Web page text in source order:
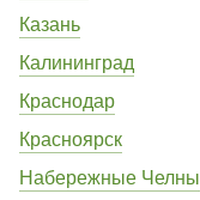
Казань
Калининград
Краснодар
Красноярск
Набережные Челны